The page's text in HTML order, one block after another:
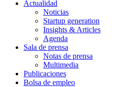
Actualidad
Noticias
Startup generation
Insights & Articles
Agenda
Sala de prensa
Notas de prensa
Multimedia
Publicaciones
Bolsa de empleo